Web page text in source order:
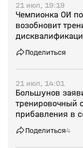
21 июл, 19:19
Чемпионка ОИ
возобновит
Поделиться
21 июл, 14:01
Большунов
тренировочный
прибавления в
Поделиться4